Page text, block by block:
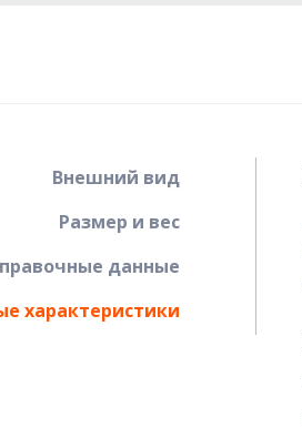
Внешний вид
Размер и вес
данные
характеристики